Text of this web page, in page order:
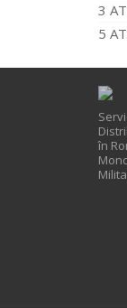
3
5
în